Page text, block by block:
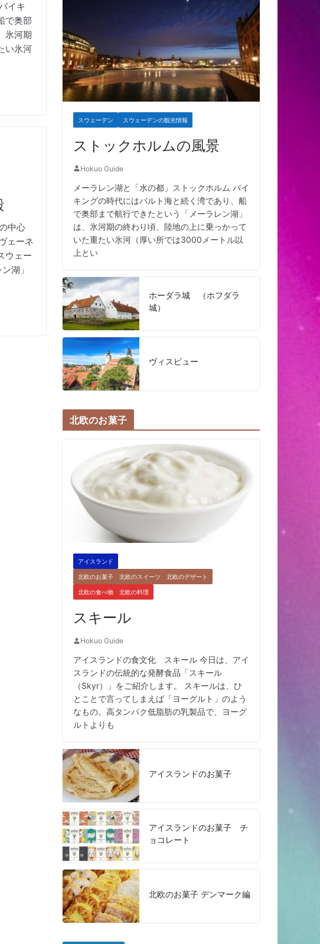
イキ
で奥部
氷河期
い氷河
中心
ェーネ
ウェー
湖」
スウェーデン スウェーデンの観光情報
ストックホルムの風景
Hokuo Guide
メーラレン湖と「水の都」ストックホルム バイ
キングの時代にはバルト海と続く湾であり、船
で奥部まで航行できたという「メーラレン湖」
は、氷河期の終わり頃、陸地の上に乗っかって
いた重たい氷河（厚い所では3000メートル以
上とい
ホーダラ城 （ホフダラ
城）
ヴィスビュー
北欧のお菓子
アイスランド
北欧のお菓子 北欧のスイーツ 北欧のデザート
北欧の食べ物 北欧の料理
スキール
Hokuo Guide
アイスランドの食文化 スキール 今日は、アイ
スランドの伝統的な発酵食品「スキール
（Skyr）」をご紹介します。 スキールは、ひ
とことで言ってしまえば「ヨーグルト」のよう
なもの。高タンパク低脂肪の乳製品で、ヨーグ
ルトよりも
アイスランドのお菓子
アイスランドのお菓子 チ
ョコレート
北欧のお菓子 デンマーク編